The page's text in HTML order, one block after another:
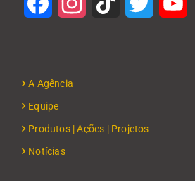
FacebookInstagramTikTok Twitter
A Agência
Equipe
Produtos | Ações | Projetos
Notícias